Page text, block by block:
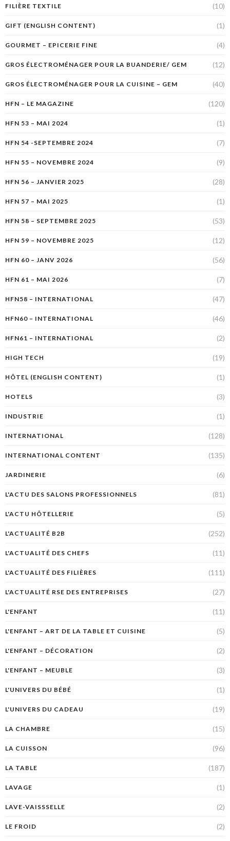
FILIÈRE TEXTILE (10)
GIFT (ENGLISH CONTENT) (1)
GOURMET – EPICERIE FINE (4)
GROS ÉLECTROMÉNAGER POUR LA BUANDERIE/ GEM (12)
GROS ÉLECTROMÉNAGER POUR LA CUISINE – GEM (40)
HFN – LE MAGAZINE (120)
HFN 53 – MAI 2024 (1)
HFN 54 -SEPTEMBRE 2024 (7)
HFN 55 – NOVEMBRE 2024 (9)
HFN 56 – JANVIER 2025 (28)
HFN 57 – MAI 2025 (1)
HFN 58 – SEPTEMBRE 2025 (53)
HFN 59 – NOVEMBRE 2025 (12)
HFN 60 – JANV 2026 (56)
HFN 61 – MAI 2026 (7)
HFN58 – INTERNATIONAL (47)
HFN60 – INTERNATIONAL (46)
HFN61 – INTERNATIONAL (2)
HIGH TECH (19)
HÔTEL (ENGLISH CONTENT) (1)
HOTELS (3)
INDUSTRIE (1)
INTERNATIONAL (128)
INTERNATIONAL CONTENT (135)
JARDINERIE (6)
L'ACTU DES SALONS PROFESSIONNELS (81)
L'ACTU HÔTELLERIE (5)
L'ACTUALITÉ B2B (252)
L'ACTUALITÉ DES CHEFS (11)
L'ACTUALITÉ DES FILIÈRES (111)
L'ACTUALITÉ RSE DES ENTREPRISES (27)
L'ENFANT (11)
L'ENFANT – ART DE LA TABLE ET CUISINE (5)
L'ENFANT – DÉCORATION (2)
L'ENFANT – MEUBLE (3)
L'UNIVERS DU BÉBÉ (1)
L'UNIVERS DU CADEAU (19)
LA CHAMBRE (15)
LA CUISSON (96)
LA TABLE (187)
LAVAGE (1)
LAVE-VAISSSELLE (2)
LE FROID (2)